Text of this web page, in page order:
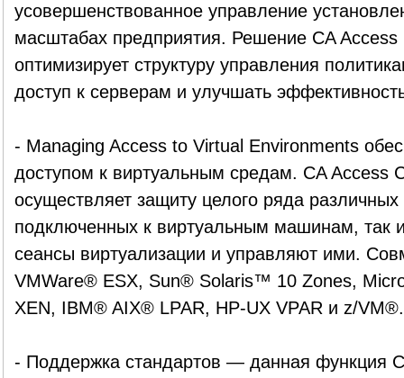
усовершенствованное управление
масштабах предприятия. Решение CA
оптимизирует структуру управления
доступ к серверам и улучшать
- Managing Access to Virtual Environments
доступом к виртуальным средам. CA Access
осуществляет защиту целого ряда
подключенных к виртуальным машинам, так
сеансы виртуализации и управляют ими.
VMWare® ESX, Sun® Solaris™ 10 Zones,
XEN, IBM® AIX® LPAR, HP-UX VPAR и z/VM®.
- Поддержка стандартов — данная функция